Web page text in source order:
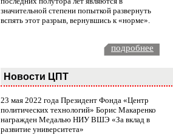
значительной степени попыткой развернуть
вспять этот разрыв, вернувшись к «норме».
подробнее
Новости ЦПТ
23 мая 2022 года Президент Фонда «Центр
политических технологий» Борис Макаренко
награжден Медалью НИУ ВШЭ «За вклад в
развитие университета»